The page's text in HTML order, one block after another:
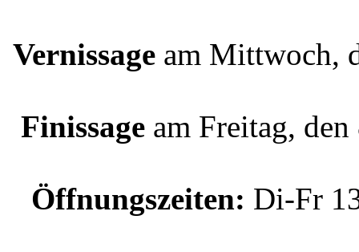
Vernissage am Mittwoch,
Finissage am Freitag,
Öffnungszeiten: Di-Fr